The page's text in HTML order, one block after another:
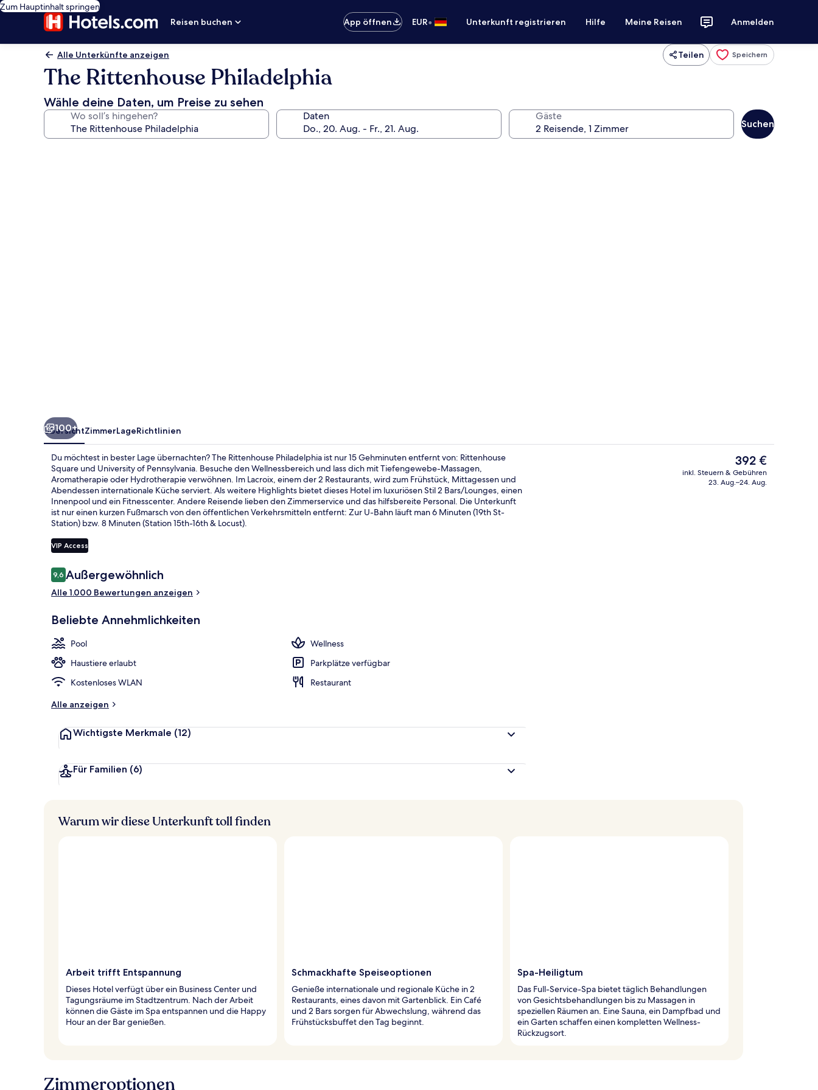
Zum Hauptinhalt springen
Reisen buchen
App öffnen EUR• Unterkunft registrieren Hilfe Meine Reisen Anmelden
Alle Unterkünfte anzeigen Teilen Speichern
The Rittenhouse Philadelphia
Wähle deine Daten, um Preise zu sehen
Wo soll’s hingehen? Daten Gäste
Suchen
Innenpool, Liegestühle Behandlungsräume für Paare,
100+
ÜbersichtZimmerLageRichtlinien
Du möchtest in bester Lage übernachten? The Rittenhouse Philadelphia ist nur 15 Gehminuten entfernt von: Rittenhouse
Square und University of Pennsylvania. Besuche den Wellnessbereich und lass dich mit Tiefengewebe-Massagen,
Aromatherapie oder Hydrotherapie verwöhnen. Im Lacroix, einem der 2 Restaurants, wird zum Frühstück, Mittagessen und
Abendessen internationale Küche serviert. Als weitere Highlights bietet dieses Hotel im luxuriösen Stil 2 Bars/Lounges, einen
Innenpool und ein Fitnesscenter. Andere Reisende lieben den Zimmerservice und das hilfsbereite Personal. Die Unterkunft
ist nur einen kurzen Fußmarsch von den öffentlichen Verkehrsmitteln entfernt: Zur U-Bahn läuft man 6 Minuten (19th St-
Station) bzw. 8 Minuten (Station 15th-16th & Locust).
VIP Access
Bewertungen
9,69,6 von 10.
Außergewöhnlich
Alle 1.000 Bewertungen anzeigen
Beliebte Annehmlichkeiten
Pool
Wellness
Haustiere erlaubt
Parkplätze verfügbar
Kostenloses WLAN
Restaurant
Alle anzeigen
Wichtigste Merkmale (12)
Für Familien (6)
Der
aktuelle
Preis
392 €
inkl. Steuern & Gebühren
23. Aug.–24. Aug.
Warum wir diese Unterkunft toll finden
Arbeit trifft Entspannung
Dieses Hotel verfügt über ein Business Center und
Tagungsräume im Stadtzentrum. Nach der Arbeit
können die Gäste im Spa entspannen und die Happy
Hour an der Bar genießen.
Schmackhafte Speiseoptionen
Genieße internationale und regionale Küche in 2
Restaurants, eines davon mit Gartenblick. Ein Café
und 2 Bars sorgen für Abwechslung, während das
Frühstücksbuffet den Tag beginnt.
Spa-Heiligtum
Das Full-Service-Spa bietet täglich Behandlungen
von Gesichtsbehandlungen bis zu Massagen in
speziellen Räumen an. Eine Sauna, ein Dampfbad und
ein Garten schaffen einen kompletten Wellness-
Rückzugsort.
Zimmeroptionen